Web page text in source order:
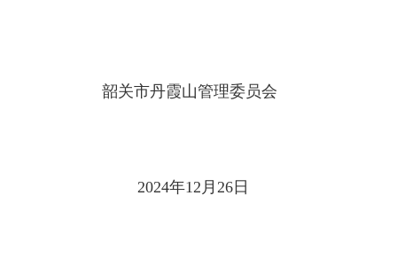
韶关市丹霞山管理委员会
2024年12月26日